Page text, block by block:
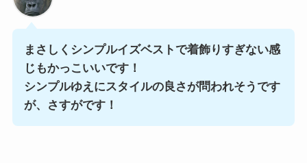
まさしくシンプルイズベストで着飾りすぎない感
じもかっこいいです！
シンプルゆえにスタイルの良さが問われそうです
が、さすがです！